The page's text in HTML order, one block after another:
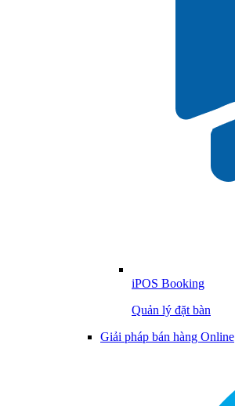
iPOS Booking
Quản lý đặt bàn
Giải pháp bán hàng Online